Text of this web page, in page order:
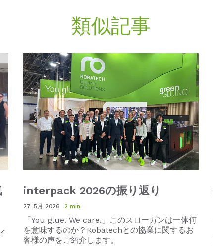
類似記事
interpack 2026の振り返り
27. 5月 2026 2 min.
「You glue.We care. 」このスローガンは一体何
を意味するのか ？ Robatech との協業に関するお
客様の声をご紹介します。